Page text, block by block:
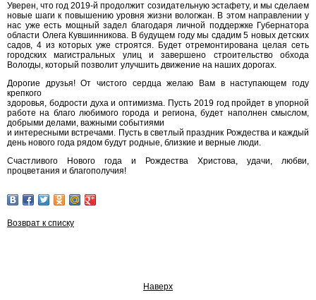
Уверен, что год 2019-й продолжит созидательную эстафету, и мы сделаем
новые шаги к повышению уровня жизни вологжан. В этом направлении у
нас уже есть мощный задел благодаря личной поддержке Губернатора
области Олега Кувшинникова. В будущем году мы сдадим 5 новых детских
садов, 4 из которых уже строятся. Будет отремонтирована целая сеть
городских магистральных улиц и завершено строительство обхода
Вологды, который позволит улучшить движение на наших дорогах.
Дорогие друзья! От чистого сердца желаю Вам в наступающем году
крепкого
здоровья, бодрости духа и оптимизма. Пусть 2019 год пройдет в упорной
работе на благо любимого города и региона, будет наполнен смыслом,
добрыми делами, важными событиями
и интересными встречами. Пусть в светлый праздник Рождества и каждый
день нового года рядом будут родные, близкие и верные люди.
Счастливого Нового года и Рождества Христова, удачи, любви,
процветания и благополучия!
Возврат к списку
Наверх